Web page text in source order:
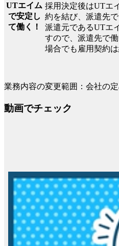
UTエイム
で安定し
て働く！
採用決定後はUTエ
約を結び、派遣先
派遣元であるUTエ
すので、派遣先で
場合でも雇用契約は
業務内容の変更範囲：会社の
動画でチェック